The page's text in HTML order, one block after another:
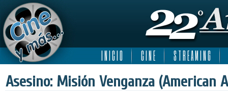
I N I C I O C I N E S T R E A M I N G
Asesino: Misión Venganza (American